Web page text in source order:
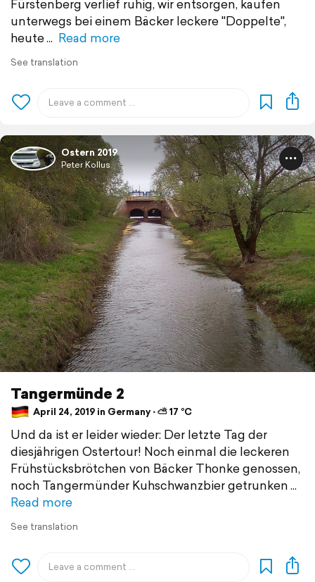
Fürstenberg verlief ruhig, wir entsorgen, kaufen
unterwegs bei einem Bäcker leckere "Doppelte",
heute
Read more
See translation
Ostern 2019
Peter Kollus
Tangermünde 2
April 24, 2019 in Germany ⋅ ⛅ 17 °C
Und da ist er leider wieder: Der letzte Tag der
diesjährigen Ostertour! Noch einmal die leckeren
Frühstücksbrötchen von Bäcker Thonke genossen,
noch Tangermünder Kuhschwanzbier getrunken
Read more
See translation